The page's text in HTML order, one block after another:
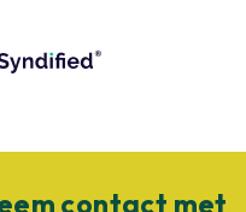
contact met